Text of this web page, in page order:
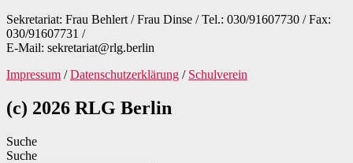
Sekretariat: Frau Behlert / Frau Dinse / Tel.: 030/91607730 / Fax:
030/91607731 /
E-Mail: sekretariat@rlg.berlin
Impressum /Datenschutzerklärung / Schulverein
(c) 2026 RLG Berlin
Suche
Suche